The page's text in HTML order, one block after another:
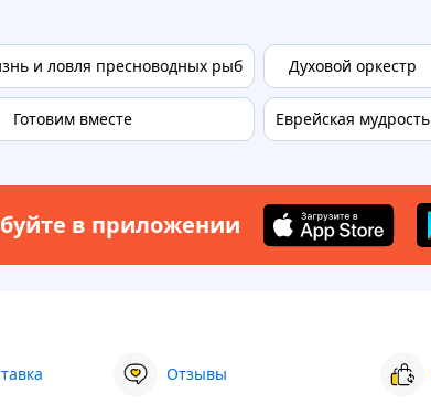
и ловля пресноводных рыб
Готовим вместе
Духовой оркестр
Еврейская мудрость
в приложении
Отзывы